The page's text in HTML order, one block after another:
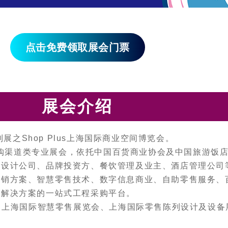
点击免费领取展会门票
展会介绍
之Shop Plus上海国际商业空间博览会。
道类专业展会，依托中国百货商业协会及中国旅游饭
计公司、品牌投资方、餐饮管理及业主、酒店管理公
方案、智慧零售技术、数字信息商业、自助零售服务
决方案的一站式工程采购平台。
国际智慧零售展览会、上海国际零售陈列设计及设